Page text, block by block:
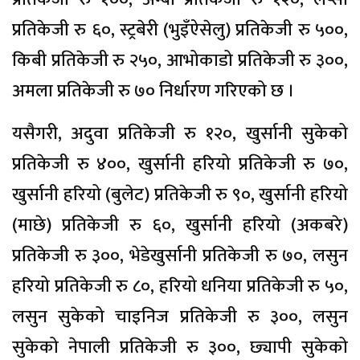
प्रतिकेजी रु ६०, स्ट्रबेरी (भुइँऐसेलु) प्रतिकेजी रु ५००,
किबी प्रतिकेजी रु २५०, आभोकाडो प्रतिकेजी रु ३००,
अमला प्रतिकेजी रु ७० निर्धारण गरिएको छ ।
यसैगरी, अदुवा प्रतिकेजी रु १२०, खुर्सानी सुकेको
प्रतिकेजी रु ४००, खुर्सानी हरियो प्रतिकेजी रु ७०,
खुर्सानी हरियो (बुलेट) प्रतिकेजी रु ९०, खुर्सानी हरियो
(माछे) प्रतिकेजी रु ६०, खुर्सानी हरियो (अकबरे)
प्रतिकेजी रु ३००, भेडेखुर्सानी प्रतिकेजी रु ७०, लसुन
हरियो प्रतिकेजी रु ८०, हरियो धनिया प्रतिकेजी रु ५०,
लसुन सुकेको चाइनिज प्रतिकेजी रु ३००, लसुन
सुकेको नेपाली प्रतिकेजी रु ३००, छ्यापी सुकेको